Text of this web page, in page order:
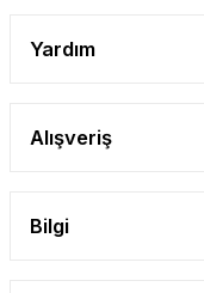
Yardım
Alışveriş
Bilgi